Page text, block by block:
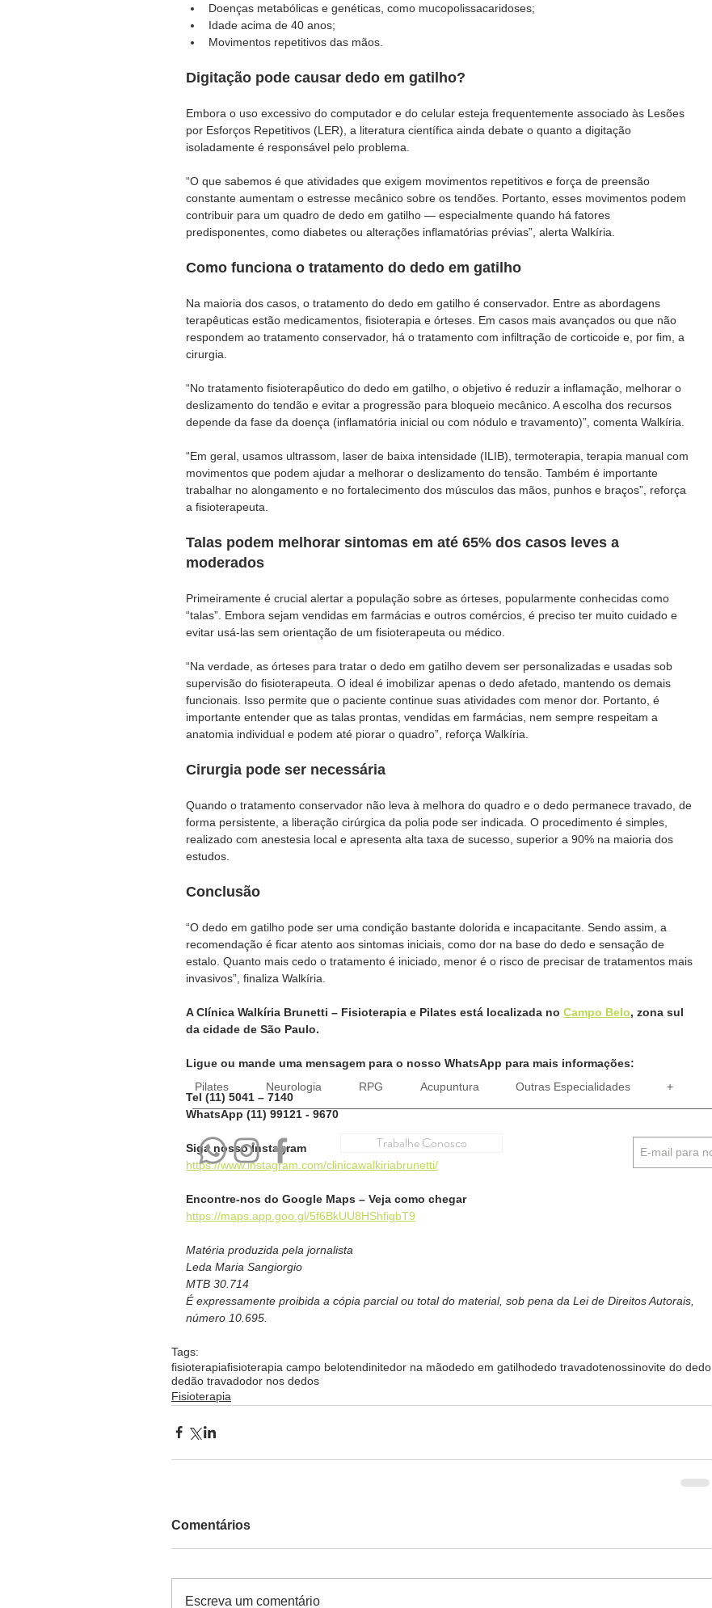
Doenças metabólicas e genéticas, como mucopolissacaridoses;
Idade acima de 40 anos;
Movimentos repetitivos das mãos.
Digitação pode causar dedo em gatilho?
Embora o uso excessivo do computador e do celular esteja frequentemente associado às Lesões
por Esforços Repetitivos (LER), a literatura científica ainda debate o quanto a digitação
isoladamente é responsável pelo problema.
“O que sabemos é que atividades que exigem movimentos repetitivos e força de preensão
constante aumentam o estresse mecânico sobre os tendões. Portanto, esses movimentos podem
contribuir para um quadro de dedo em gatilho — especialmente quando há fatores
predisponentes, como diabetes ou alterações inflamatórias prévias”, alerta Walkíria.
Como funciona o tratamento do dedo em gatilho
Na maioria dos casos, o tratamento do dedo em gatilho é conservador. Entre as abordagens
terapêuticas estão medicamentos, fisioterapia e órteses. Em casos mais avançados ou que não
respondem ao tratamento conservador, há o tratamento com infiltração de corticoide e, por fim, a
cirurgia.
“No tratamento fisioterapêutico do dedo em gatilho, o objetivo é reduzir a inflamação, melhorar o
deslizamento do tendão e evitar a progressão para bloqueio mecânico. A escolha dos recursos
depende da fase da doença (inflamatória inicial ou com nódulo e travamento)”, comenta Walkíria.
“Em geral, usamos ultrassom, laser de baixa intensidade (ILIB), termoterapia, terapia manual com
movimentos que podem ajudar a melhorar o deslizamento do tensão. Também é importante
trabalhar no alongamento e no fortalecimento dos músculos das mãos, punhos e braços”, reforça
a fisioterapeuta.
Talas podem melhorar sintomas em até 65% dos casos leves a
moderados
Primeiramente é crucial alertar a população sobre as órteses, popularmente conhecidas como
“talas”. Embora sejam vendidas em farmácias e outros comércios, é preciso ter muito cuidado e
evitar usá-las sem orientação de um fisioterapeuta ou médico.
“Na verdade, as órteses para tratar o dedo em gatilho devem ser personalizadas e usadas sob
supervisão do fisioterapeuta. O ideal é imobilizar apenas o dedo afetado, mantendo os demais
funcionais. Isso permite que o paciente continue suas atividades com menor dor. Portanto, é
importante entender que as talas prontas, vendidas em farmácias, nem sempre respeitam a
anatomia individual e podem até piorar o quadro”, reforça Walkíria.
Cirurgia pode ser necessária
Quando o tratamento conservador não leva à melhora do quadro e o dedo permanece travado, de
forma persistente, a liberação cirúrgica da polia pode ser indicada. O procedimento é simples,
realizado com anestesia local e apresenta alta taxa de sucesso, superior a 90% na maioria dos
estudos.
Conclusão
“O dedo em gatilho pode ser uma condição bastante dolorida e incapacitante. Sendo assim, a
recomendação é ficar atento aos sintomas iniciais, como dor na base do dedo e sensação de
estalo. Quanto mais cedo o tratamento é iniciado, menor é o risco de precisar de tratamentos mais
invasivos”, finaliza Walkíria.
A Clínica Walkíria Brunetti – Fisioterapia e Pilates está localizada no Campo Belo, zona sul
da cidade de São Paulo.
Ligue ou mande uma mensagem para o nosso WhatsApp para mais informações:
Tel (11) 5041 – 7140
WhatsApp (11) 99121 - 9670
Siga nosso Instagram
https://www.instagram.com/clinicawalkiriabrunetti/
Encontre-nos do Google Maps – Veja como chegar
https://maps.app.goo.gl/5f6BkUU8HShfigbT9
Matéria produzida pela jornalista
Leda Maria Sangiorgio
MTB 30.714
É expressamente proibida a cópia parcial ou total do material, sob pena da Lei de Direitos Autorais,
número 10.695.
Tags:
fisioterapiafisioterapia campo belotendinitedor na mãodedo em gatilhodedo travadotenossinovite do dedo
dedão travadodor nos dedos
Fisioterapia
Comentários
Escreva um comentário
Pilates Neurologia RPG Acupuntura Outras Especialidades +
Trabalhe Conosco